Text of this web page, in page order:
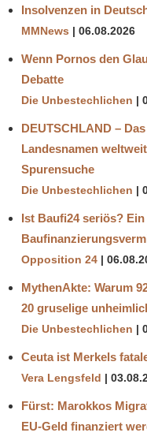
Insolvenzen in
MMNews 06.08.2026
Wenn Pornos den
Debatte
Die Unbestechlichen
DEUTSCHLAND –
Landesnamen
Spurensuche
Die Unbestechlichen
Ist Baufi24 seriös?
Opposition 24
MythenAkte: Warum
20 gruselige
Die Unbestechlichen
Ceuta ist Merkels
Vera Lengsfeld
Fürst: Marokkos
EU-Geld finanziert